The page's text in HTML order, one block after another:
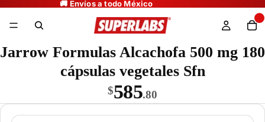
Jarrow Formulas Alcachofa 500 mg 180
cápsulas vegetales Sfn
$585.80